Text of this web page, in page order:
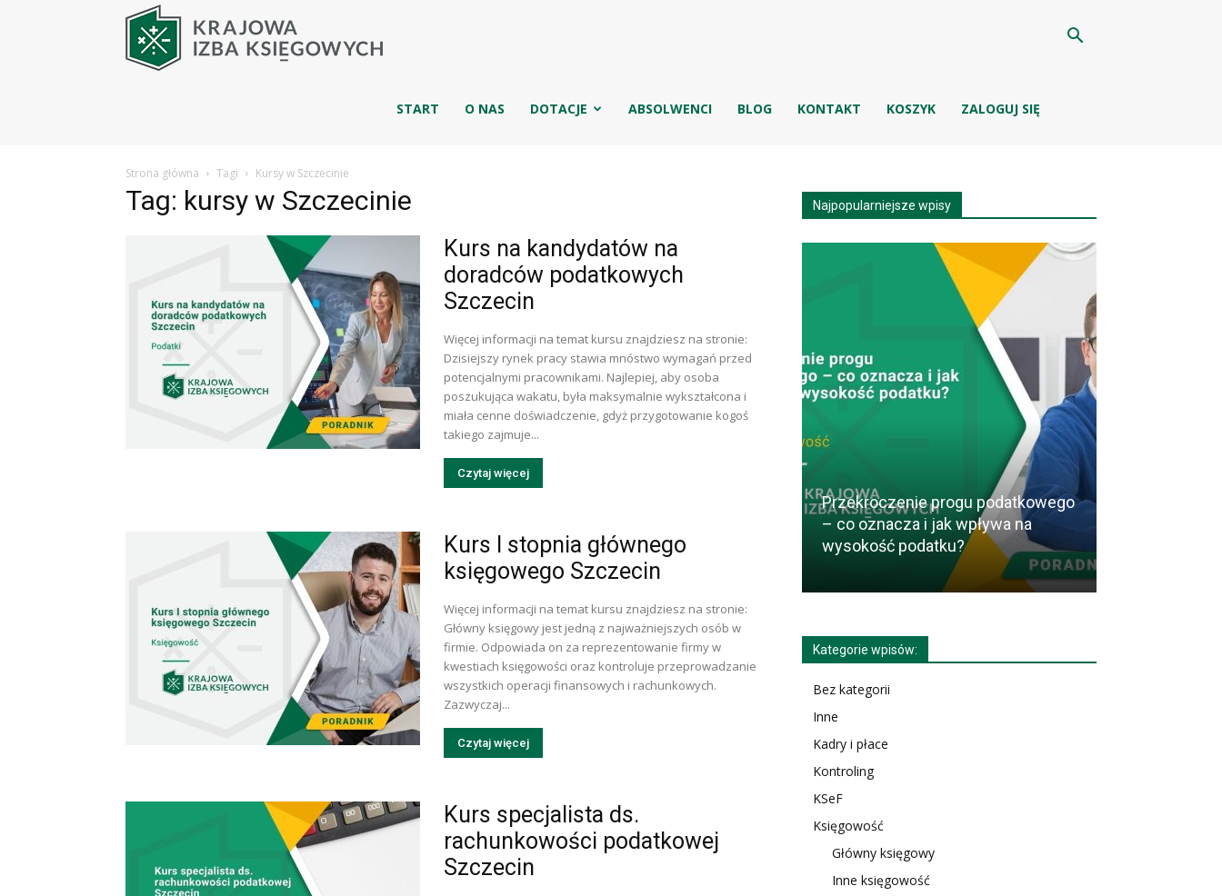
Księgowych
START O NAS DOTACJE ABSOLWENCI BLOG KONTAKT KOSZYK ZALOGUJ SIĘ
Strona główna Tagi Kursy w Szczecinie
Tag: kursy w Szczecinie
Kurs na kandydatów na
doradców podatkowych
Szczecin
Więcej informacji na temat kursu znajdziesz na stronie:
Dzisiejszy rynek pracy stawia mnóstwo wymagań przed
potencjalnymi pracownikami. Najlepiej, aby osoba
poszukująca wakatu, była maksymalnie wykształcona i
miała cenne doświadczenie, gdyż przygotowanie kogoś
takiego zajmuje...
Czytaj więcej
Kurs I stopnia głównego
księgowego Szczecin
Więcej informacji na temat kursu znajdziesz na stronie:
Główny księgowy jest jedną z najważniejszych osób w
firmie. Odpowiada on za reprezentowanie firmy w
kwestiach księgowości oraz kontroluje przeprowadzanie
wszystkich operacji finansowych i rachunkowych.
Zazwyczaj...
Czytaj więcej
Kurs specjalista ds.
rachunkowości podatkowej
Szczecin
Najpopularniejsze wpisy
Przekroczenie progu podatkowego
– co oznacza i jak wpływa na
wysokość podatku?
Kategorie wpisów:
Bez kategorii
Inne
Kadry i płace
Kontroling
KSeF
Księgowość
Główny księgowy
Inne księgowość